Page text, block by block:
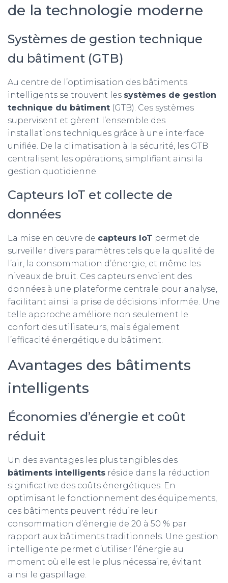
de la technologie moderne
Systèmes de gestion technique
du bâtiment (GTB)
Au centre de l’optimisation des bâtiments
intelligents se trouvent les systèmes de gestion
technique du bâtiment (GTB). Ces systèmes
supervisent et gèrent l’ensemble des
installations techniques grâce à une interface
unifiée. De la climatisation à la sécurité, les GTB
centralisent les opérations, simplifiant ainsi la
gestion quotidienne.
Capteurs IoT et collecte de
données
La mise en œuvre de capteurs IoT permet de
surveiller divers paramètres tels que la qualité de
l’air, la consommation d’énergie, et même les
niveaux de bruit. Ces capteurs envoient des
données à une plateforme centrale pour analyse,
facilitant ainsi la prise de décisions informée. Une
telle approche améliore non seulement le
confort des utilisateurs, mais également
l’efficacité énergétique du bâtiment.
Avantages des bâtiments
intelligents
Économies d’énergie et coût
réduit
Un des avantages les plus tangibles des
bâtiments intelligents réside dans la réduction
significative des coûts énergétiques. En
optimisant le fonctionnement des équipements,
ces bâtiments peuvent réduire leur
consommation d’énergie de 20 à 50 % par
rapport aux bâtiments traditionnels. Une gestion
intelligente permet d’utiliser l’énergie au
moment où elle est le plus nécessaire, évitant
ainsi le gaspillage.